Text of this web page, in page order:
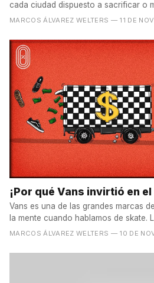
cada ciudad dispuesto a sacrificar o
MARCOS ÁLVAREZ WELTERS — 11 DE
¡Por qué Vans invirtió en
Vans es una de las grandes marcas
la mente cuando hablamos de skate.
MARCOS ÁLVAREZ WELTERS — 10 DE